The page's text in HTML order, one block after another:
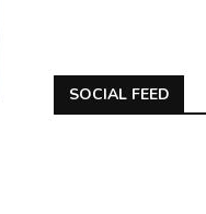
SOCIAL FEED